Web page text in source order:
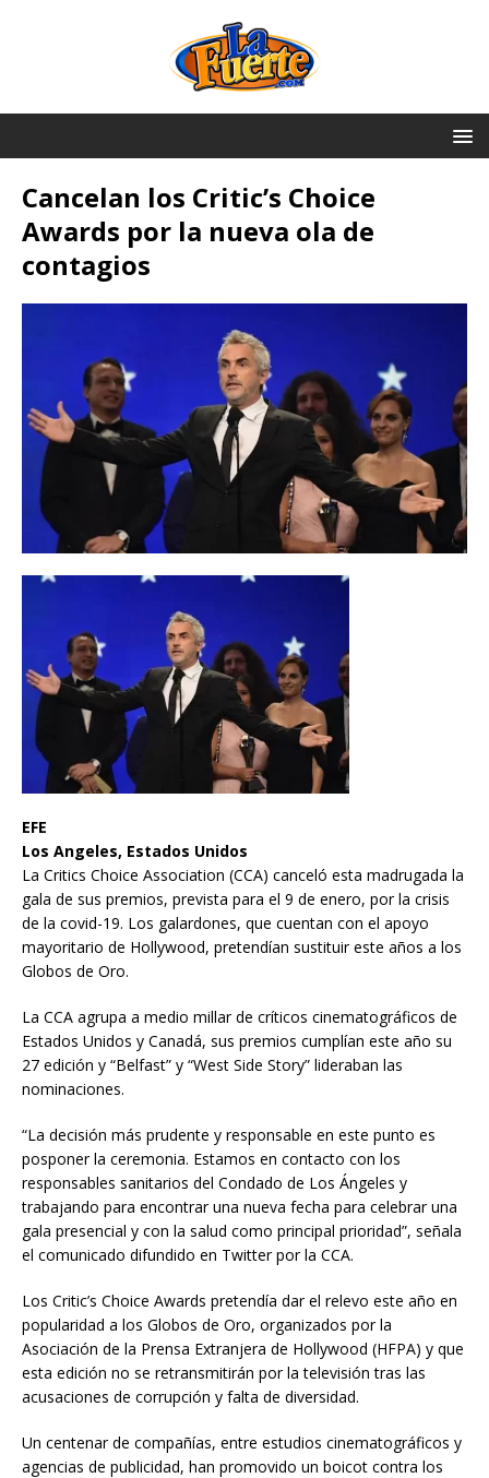
Cancelan los Critic’s Choice
Awards por la nueva ola de
contagios
EFE
Los Angeles, Estados Unidos
La Critics Choice Association (CCA) canceló esta madrugada la
gala de sus premios, prevista para el 9 de enero, por la crisis
de la covid-19. Los galardones, que cuentan con el apoyo
mayoritario de Hollywood, pretendían sustituir este años a los
Globos de Oro.
La CCA agrupa a medio millar de críticos cinematográficos de
Estados Unidos y Canadá, sus premios cumplían este año su
27 edición y “Belfast” y “West Side Story” lideraban las
nominaciones.
“La decisión más prudente y responsable en este punto es
posponer la ceremonia. Estamos en contacto con los
responsables sanitarios del Condado de Los Ángeles y
trabajando para encontrar una nueva fecha para celebrar una
gala presencial y con la salud como principal prioridad”, señala
el comunicado difundido en Twitter por la CCA.
Los Critic’s Choice Awards pretendía dar el relevo este año en
popularidad a los Globos de Oro, organizados por la
Asociación de la Prensa Extranjera de Hollywood (HFPA) y que
esta edición no se retransmitirán por la televisión tras las
acusaciones de corrupción y falta de diversidad.
Un centenar de compañías, entre estudios cinematográficos y
agencias de publicidad, han promovido un boicot contra los